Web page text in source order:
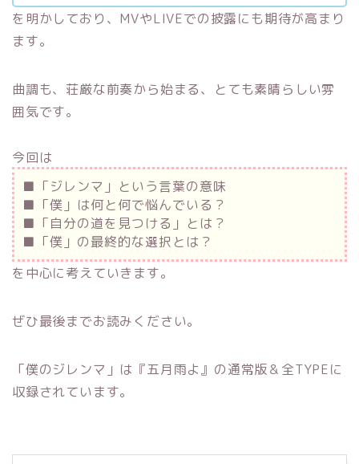
を明かしており、MVやLIVEでの披露にも期待が高まり
ます。
曲調も、荘厳な前奏から始まる、とても素晴らしい雰
囲気です。
今回は
■「ジレンマ」という言葉の意味
■「僕」は何と何で悩んでいる？
■「自分の道を見つける」とは？
■「僕」の最終的な選択とは？
を中心に考えていきます。
ぜひ最後までお読みください。
「僕のジレンマ」は『五月雨よ』の通常版＆全TYPEに
収録されています。